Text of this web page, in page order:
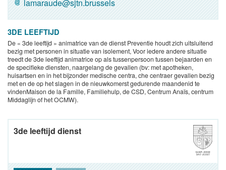
lamaraude@sjtn.brussels
3DE LEEFTIJD
De « 3de leeftijd » animatrice van de dienst Preventie houdt zich uitsluitend
bezig met personen in situatie van isolement, Voor iedere andere situatie
treedt de 3de leeftijd animatrice op als tussenpersoon tussen bejaarden en
de specifieke diensten, naargelang de gevallen (bv: met apotheken,
huisartsen en in het bijzonder medische centra, che centraer gevallen bezig
met en de op het slagen in de nieuwkomerst gedurende maandenid te
vindenMaison de la Famille, Familiehulp, de CSD, Centrum Anaïs, centrum
Middaglijn of het OCMW).
3de leeftijd dienst